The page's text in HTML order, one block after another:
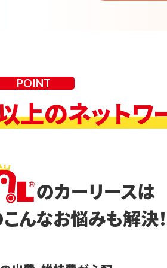
POINT
上のネットワ
のカーリースは
んなお悩みも解決！